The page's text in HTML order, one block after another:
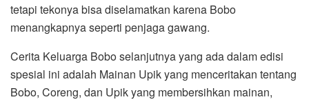
tetapi tekonya bisa diselamatkan karena Bobo
menangkapnya seperti penjaga gawang.
Cerita Keluarga Bobo selanjutnya yang ada dalam edisi
spesial ini adalah Mainan Upik yang menceritakan tentang
Bobo, Coreng, dan Upik yang membersihkan mainan,